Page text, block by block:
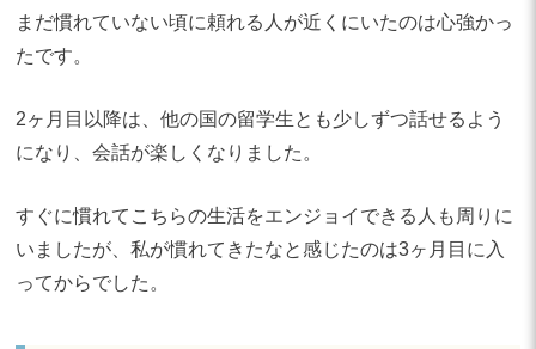
まだ慣れていない頃に頼れる人が近くにいたのは心強かっ
たです。
2ヶ月目以降は、他の国の留学生とも少しずつ話せるよう
になり、会話が楽しくなりました。
すぐに慣れてこちらの生活をエンジョイできる人も周りに
いましたが、私が慣れてきたなと感じたのは3ヶ月目に入
ってからでした。